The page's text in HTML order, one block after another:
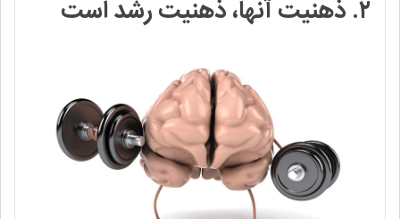
۲. ذهنیت‌ آنها، ذهنیت رشد است